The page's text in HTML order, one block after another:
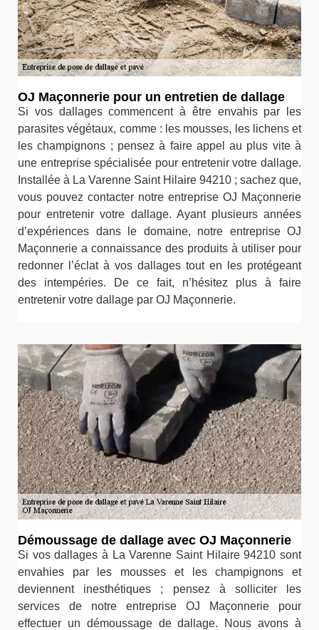
OJ Maçonnerie pour un entretien de dallage
Si vos dallages commencent à être envahis par les
parasites végétaux, comme : les mousses, les lichens et
les champignons ; pensez à faire appel au plus vite à
une entreprise spécialisée pour entretenir votre dallage.
Installée à La Varenne Saint Hilaire 94210 ; sachez que,
vous pouvez contacter notre entreprise OJ Maçonnerie
pour entretenir votre dallage. Ayant plusieurs années
d’expériences dans le domaine, notre entreprise OJ
Maçonnerie a connaissance des produits à utiliser pour
redonner l’éclat à vos dallages tout en les protégeant
des intempéries. De ce fait, n’hésitez plus à faire
entretenir votre dallage par OJ Maçonnerie.
Démoussage de dallage avec OJ Maçonnerie
Si vos dallages à La Varenne Saint Hilaire 94210 sont
envahies par les mousses et les champignons et
deviennent inesthétiques ; pensez à solliciter les
services de notre entreprise OJ Maçonnerie pour
effectuer un démoussage de dallage. Nous avons à